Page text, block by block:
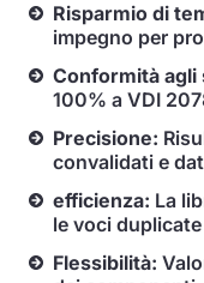
Risparmio di
impegno per
Conformità agli
100% a VDI
Precisione:
convalidati e
efficienza: La
le voci
Flessibilità: